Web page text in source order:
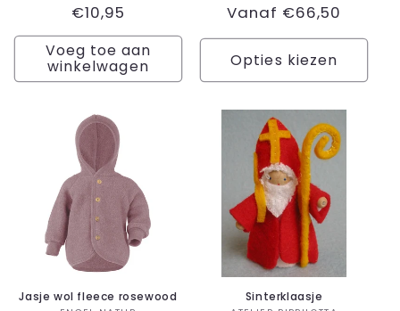
Normale
prijs
€10,95
Voeg toe aan
winkelwagen
aantal
Normale
prijs
Vanaf €66,50
Opties kiezen
Jasje wol fleece rosewood Sinterklaasje